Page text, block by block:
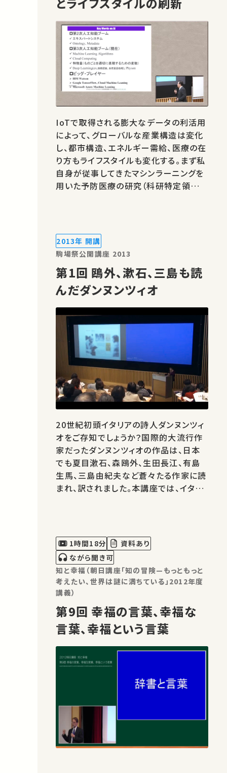
IoTで取得される膨大なデータの利活用
によって、グローバルな産業構造は変化
し、都市構造、エネルギー需給、医療の在
り方もライフスタイルも変化する。まず私
自身が従事してきたマシンラーニングを
用いた予防医療の研究（科研特定領域研
ワークの深化に伴う社会システムの発展
と直面する課題について考察する。
2013年 開講
駒場祭公開講座 2013
第1回 鴎外、漱石、三島も読
んだダンヌンツィオ
20世紀初頭イタリアの詩人ダンヌンツィ
オをご存知でしょうか？国際的大流行作
家だったダンヌンツィオの作品は、日本
でも夏目漱石、森鴎外、生田長江、有島
生馬、三島由紀夫など蒼々たる作家に読
まれ、訳されました。本講座では、イタリ
1時間18分
資料あり
ながら聞き可
知と幸福（朝日講座「知の冒険—もっともっと
考えたい、世界は謎に満ちている」2012年度
講義）
第9回 幸福の言葉、幸福な
言葉、幸福という言葉